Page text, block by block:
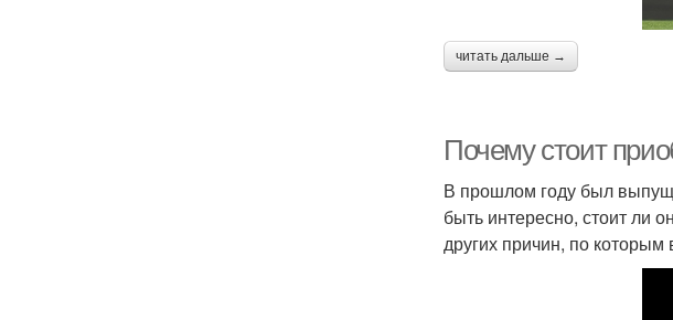
читать дальше →
Почему стоит
В прошлом году был
быть интересно, стоит ли
других причин, по которым